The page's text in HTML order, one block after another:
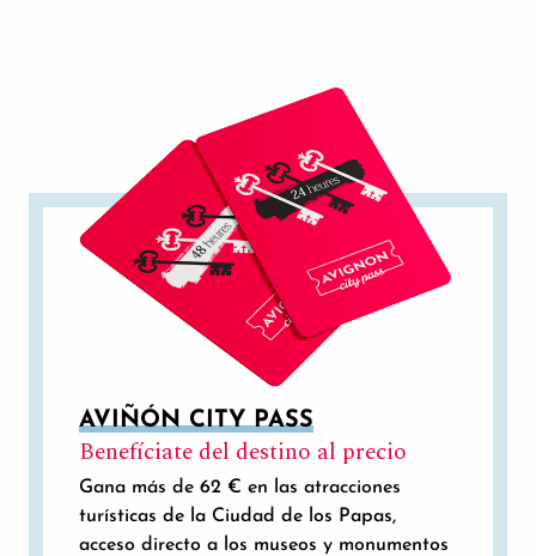
AVIÑÓN CITY PASS
Benefíciate del destino al precio
Gana más de 62 € en las atracciones
turísticas de la Ciudad de los Papas,
acceso directo a los museos y monumentos